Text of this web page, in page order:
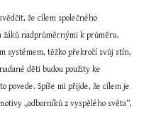
že cílem společného
žáků nadprůměrnými k průměru.
systémem, těžko překročí svůj stín,
děti budou použity ke
povede. Spíše mi přijde, že cílem je
„odborníků z vyspělého světa“,